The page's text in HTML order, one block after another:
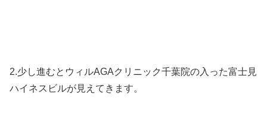
2.少し進むとウィルAGAクリニック千葉院の入った富士見
ハイネスビルが見えてきます。